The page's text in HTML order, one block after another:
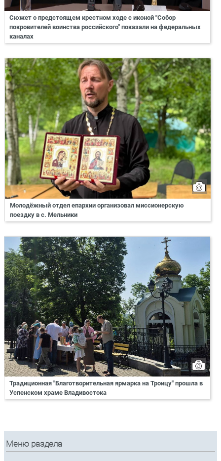
Сюжет о предстоящем крестном ходе с иконой "Собор
покровителей воинства российского" показали на федеральных
каналах
Молодёжный отдел епархии организовал миссионерскую
поездку в с. Мельники
Традиционная "Благотворительная ярмарка на Троицу" прошла в
Успенском храме Владивостока
Меню раздела